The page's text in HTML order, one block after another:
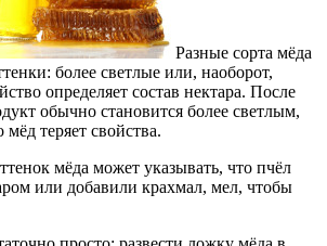
Разные сорта мёда
более светлые или, наоборот,
определяет состав нектара. После
обычно становится более светлым,
мёд теряет свойства.
мёда может указывать, что пчёл
или добавили крахмал, мел, чтобы